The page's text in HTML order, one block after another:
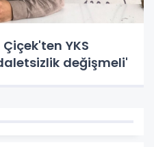
YKS
değişmeli'